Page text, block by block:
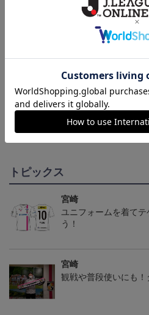
テゲバジャーロ宮崎 ピ
カチュウ タオルマフラー
NEW
テゲバジャー
ランブル キーホ
トピックス
宮崎
ユニフォームを着て
う！
宮崎
観戦や普段使いにも！